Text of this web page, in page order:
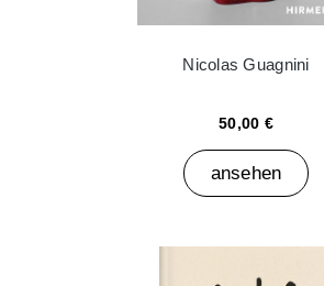
Nicolas Guagnini
50,00 €
ansehen